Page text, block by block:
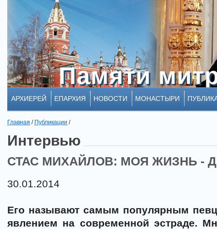
Памяти
Памяти
АРХИЕРЕЙ ЕПАРХИЯ НОВОСТИ МОНАСТЫРИ
Главная / Публикации /
Интервью
СТАС МИХАЙЛОВ: МОЯ ЖИЗНЬ -
30.01.2014
Его называют самым популярным
явлением на современной эстраде.